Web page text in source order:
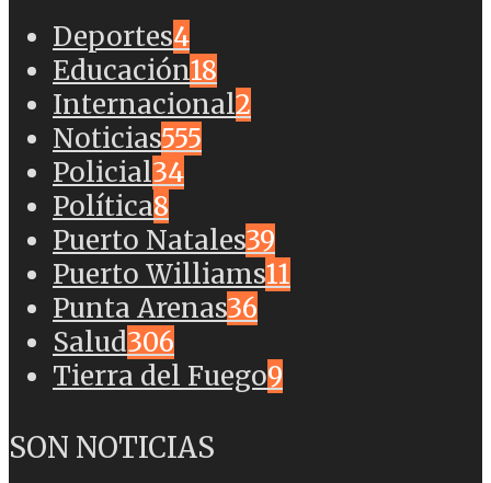
Deportes4
Educación18
Internacional2
Noticias555
Policial34
Política8
Puerto Natales39
Puerto Williams11
Punta Arenas36
Salud306
Tierra del Fuego9
SON NOTICIAS